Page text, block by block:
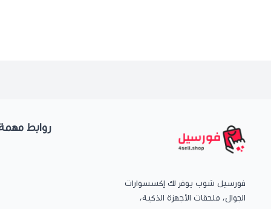
فورسيل شوب يوفر لك إكسسوارات
الجوال، ملحقات الأجهزة الذكية،
روابط